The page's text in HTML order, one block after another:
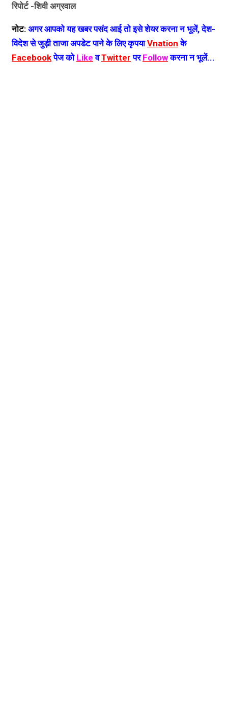
रिपोर्ट -शिवी अग्रवाल
नोट: अगर आपको यह खबर पसंद आई तो इसे शेयर करना न भूलें, देश-
विदेश से जुड़ी ताजा अपडेट पाने के लिए कृपयाVnation के
Facebookपेज को Like वTwitter परFollowकरना न भूलें...